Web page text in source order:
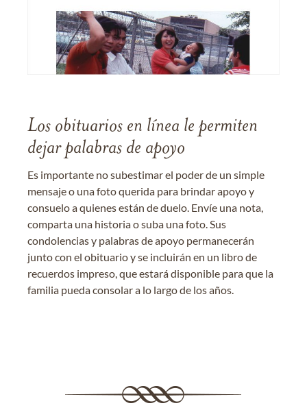
Los obituarios en línea le permiten
dejar palabras de apoyo
Es importante no subestimar el poder de un simple
mensaje o una foto querida para brindar apoyo y
consuelo a quienes están de duelo. Envíe una nota,
comparta una historia o suba una foto. Sus
condolencias y palabras de apoyo permanecerán
junto con el obituario y se incluirán en un libro de
recuerdos impreso, que estará disponible para que la
familia pueda consolar a lo largo de los años.